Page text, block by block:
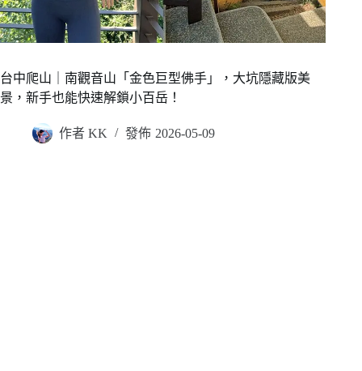
台中爬山｜南觀音山「金色巨型佛手」，大坑隱藏版美
景，新手也能快速解鎖小百岳！
作者 KK 發佈 2026-05-09